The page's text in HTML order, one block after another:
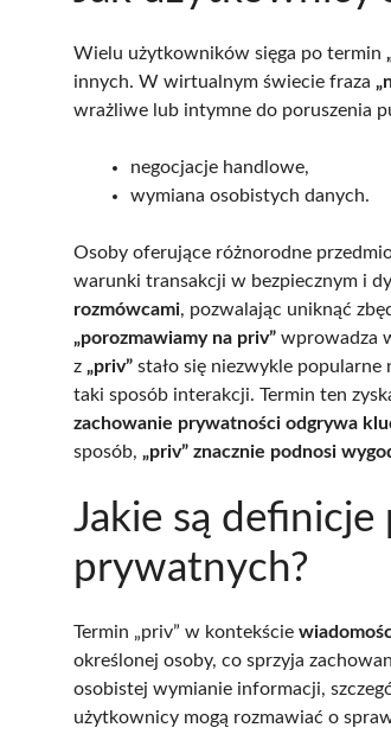
Wielu użytkowników sięga po termin
innych. W wirtualnym świecie fraza
wrażliwe lub intymne do poruszenia
negocjacje handlowe,
wymiana osobistych danych.
Osoby oferujące różnorodne
warunki transakcji w bezpiecznym i
rozmówcami, pozwalając uniknąć
„porozmawiamy na priv” wprowadza
z „priv” stało się niezwykle
taki sposób interakcji. Termin ten
zachowanie prywatności odgrywa
sposób, „priv” znacznie podnosi
Jakie są
prywatnych?
Termin „priv” w kontekście
określonej osoby, co sprzyja
osobistej wymianie informacji,
użytkownicy mogą rozmawiać o